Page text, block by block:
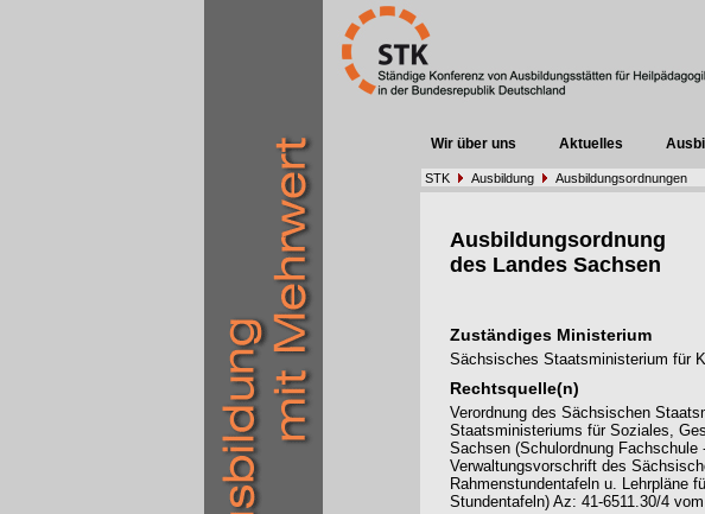
Wir über uns Aktuelles
STK Ausbildung Ausbildungsordnungen
Ausbildungsordnung
des Landes Sachsen
Zuständiges Ministerium
Sächsisches Staatsministerium für
Rechtsquelle(n)
Verordnung des Sächsischen
Staatsministeriums für Soziales,
Sachsen (Schulordnung Fachschule
Verwaltungsvorschrift des
Rahmenstundentafeln u. Lehrpläne
Stundentafeln) Az: 41-6511.30/4